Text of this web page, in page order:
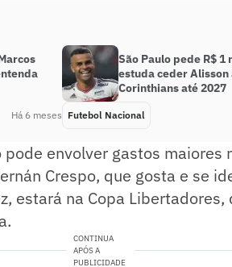
Há 6 meses
São Paulo pede R$ 1
estuda ceder Alisson
Corinthians até 2027
Futebol Nacional
envolver gastos maiores
Crespo, que gosta e se
estará na Copa
CONTINUA
APÓS A
PUBLICIDADE